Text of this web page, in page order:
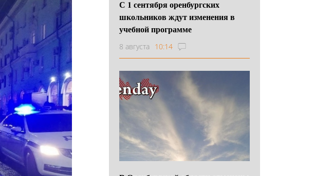
С 1 сентября оренбургских
школьников ждут изменения в
учебной программе
8 августа 10:14